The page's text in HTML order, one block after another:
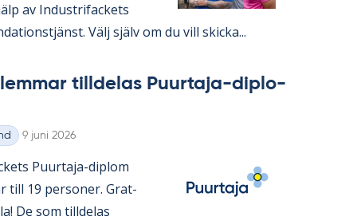
av In­du­stri­fac­kets
Välj själv om du vill skic­ka...
till­de­las Pu­ur­ta­ja-di­plo­
Skriven
9 juni 2026
Pu­ur­ta­ja-diplom
till 19 per­so­ner. Grat­
De som till­de­las